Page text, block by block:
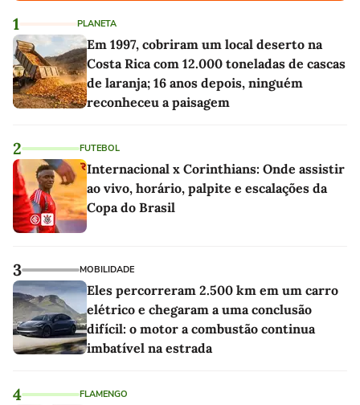
1 PLANETA
Em 1997, cobriram um local deserto na
Costa Rica com 12.000 toneladas de cascas
de laranja; 16 anos depois, ninguém
reconheceu a paisagem
2 FUTEBOL
Internacional x Corinthians: Onde assistir
ao vivo, horário, palpite e escalações da
Copa do Brasil
3 MOBILIDADE
Eles percorreram 2.500 km em um carro
elétrico e chegaram a uma conclusão
difícil: o motor a combustão continua
imbatível na estrada
4 FLAMENGO